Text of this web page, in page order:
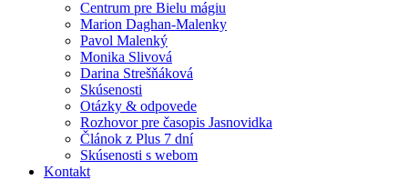
Centrum pre Bielu mágiu
Marion Daghan-Malenky
Pavol Malenký
Monika Slivová
Darina Strešňáková
Skúsenosti
Otázky & odpovede
Rozhovor pre časopis Jasnovidka
Článok z Plus 7 dní
Skúsenosti s webom
Kontakt